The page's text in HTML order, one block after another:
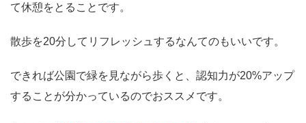
て休憩をとることです。
散歩を20分してリフレッシュするなんてのもいいです。
できれば公園で緑を見ながら歩くと、認知力が20%アップ
することが分かっているのでおススメです。